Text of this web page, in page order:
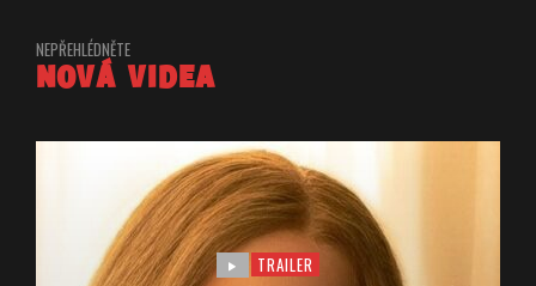
NEPŘEHLÉDNĚTE
NOVÁ VIDEA
TRAILER